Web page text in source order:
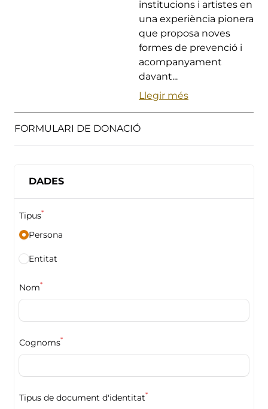
institucions i artistes en
una experiència pionera
que proposa noves
formes de prevenció i
acompanyament
davant...
Llegir més
FORMULARI DE DONACIÓ
DADES
Tipus*
Persona
Entitat
Nom*
Cognoms*
Tipus de document d'identitat*